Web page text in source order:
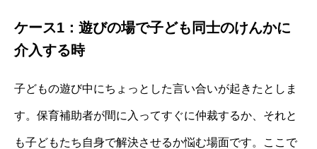
ケース1：遊びの場で子ども同士のけんかに
介入する時
子どもの遊び中にちょっとした言い合いが起きたとしま
す。保育補助者が間に入ってすぐに仲裁するか、それと
も子どもたち自身で解決させるか悩む場面です。ここで